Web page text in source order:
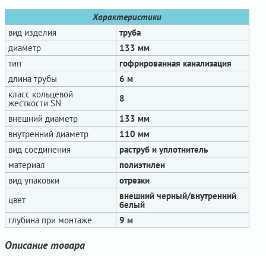
Характеристики
вид изделия
труба
диаметр
133 мм
тип
гофрированная канализация
длина трубы
6 м
класс кольцевой
жесткости SN
8
внешний диаметр
133 мм
внутренний диаметр
110 мм
вид соединения
раструб и уплотнитель
материал
полиэтилен
вид упаковки
отрезки
цвет
внешний черный/внутренний
белый
глубина при монтаже
9 м
Описание товара